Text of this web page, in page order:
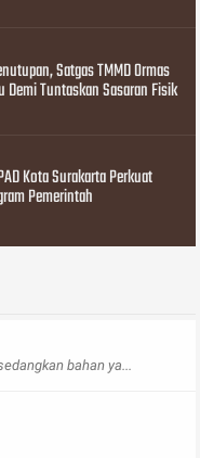
Satgas TMMD Ormas
Demi Tuntaskan Sasaran Fisik
Kota Surakarta Perkuat
Pemerintah
bahan ya...